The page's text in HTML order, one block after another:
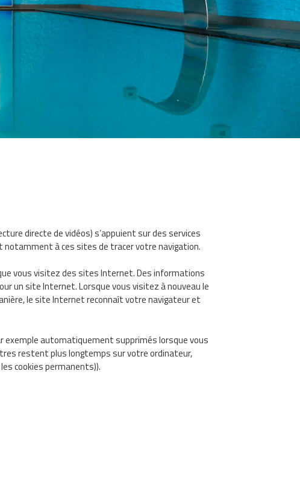
directe de vidéos) s’appuient sur des services
à ces sites de tracer votre navigation.
vous visitez des sites Internet. Des informations
un site Internet. Lorsque vous visitez à nouveau le
le site Internet reconnaît votre navigateur et
exemple automatiquement supprimés lorsque vous
restent plus longtemps sur votre ordinateur,
cookies permanents)).